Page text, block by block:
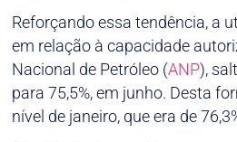
Reforçando essa tendência, a
em relação à capacidade
Nacional de Petróleo (ANP),
para 75,5%, em junho. Desta
nível de janeiro, que era de